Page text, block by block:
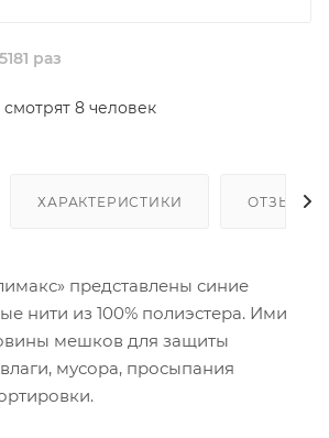
раз
8 человек
ХАРАКТЕРИСТИКИ ОТЗЫВЫ
представлены синие
нити из 100% полиэстера. Ими
мешков для защиты
мусора, просыпания